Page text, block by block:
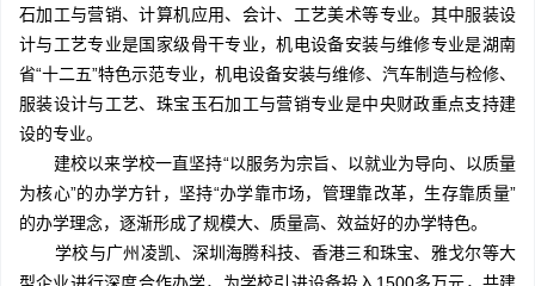
石加工与营销、计算机应用、会计、工艺美术等专业。其中服装设
计与工艺专业是国家级骨干专业，机电设备安装与维修专业是湖南
省“十二五”特色示范专业，机电设备安装与维修、汽车制造与检修、
服装设计与工艺、珠宝玉石加工与营销专业是中央财政重点支持建
设的专业。
建校以来学校一直坚持“以服务为宗旨、以就业为导向、以质量
为核心”的办学方针，坚持“办学靠市场，管理靠改革，生存靠质量”
的办学理念，逐渐形成了规模大、质量高、效益好的办学特色。
学校与广州凌凯、深圳海腾科技、香港三和珠宝、雅戈尔等大